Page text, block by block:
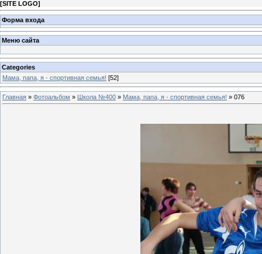
[SITE LOGO]
Форма входа
Меню сайта
Categories
Мама, папа, я - спортивная семья! [52]
Главная » Фотоальбом » Школа №400 » Мама, папа, я - спортивная семья! » 076